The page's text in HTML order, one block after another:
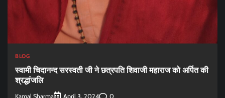
BLOG
स्वामी चिदानन्द सरस्वती जी ने छत्रपति शिवाजी महाराज को अर्पित की
श्रद्धांजलि
Kamal Sharma April 3, 2024 0